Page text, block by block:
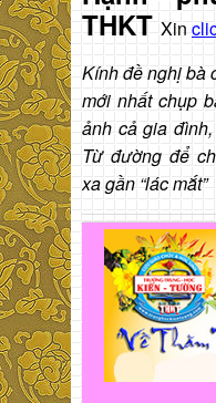
THKT Xin
Kính đề nghị bà
mới nhất chụp
ảnh cả gia
Từ đường để
xa gần “lác mắt”